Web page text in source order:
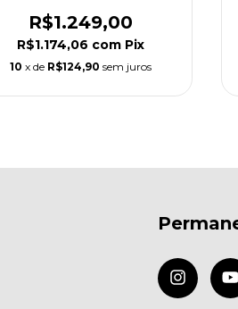
R$1.249,00
R$1.174,06 com Pix
10 x de R$124,90 sem juros